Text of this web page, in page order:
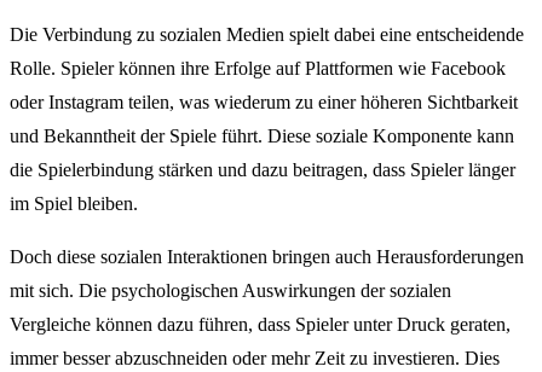
Die Verbindung zu sozialen Medien spielt dabei eine entscheidende
Rolle. Spieler können ihre Erfolge auf Plattformen wie Facebook
oder Instagram teilen, was wiederum zu einer höheren Sichtbarkeit
und Bekanntheit der Spiele führt. Diese soziale Komponente kann
die Spielerbindung stärken und dazu beitragen, dass Spieler länger
im Spiel bleiben.
Doch diese sozialen Interaktionen bringen auch Herausforderungen
mit sich. Die psychologischen Auswirkungen der sozialen
Vergleiche können dazu führen, dass Spieler unter Druck geraten,
immer besser abzuschneiden oder mehr Zeit zu investieren. Dies